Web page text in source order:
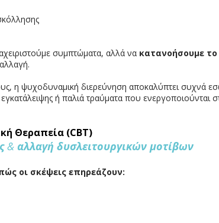
συμπτώματα, αλλά να κατανοήσουμε
η ψυχοδυναμική διερεύνηση αποκαλύπτει συχνά
ή παλιά τραύματα που ενεργοποιούνται
Θεραπεία (CBT)
& αλλαγή δυσλειτουργικών μοτίβων
οι σκέψεις επηρεάζουν: